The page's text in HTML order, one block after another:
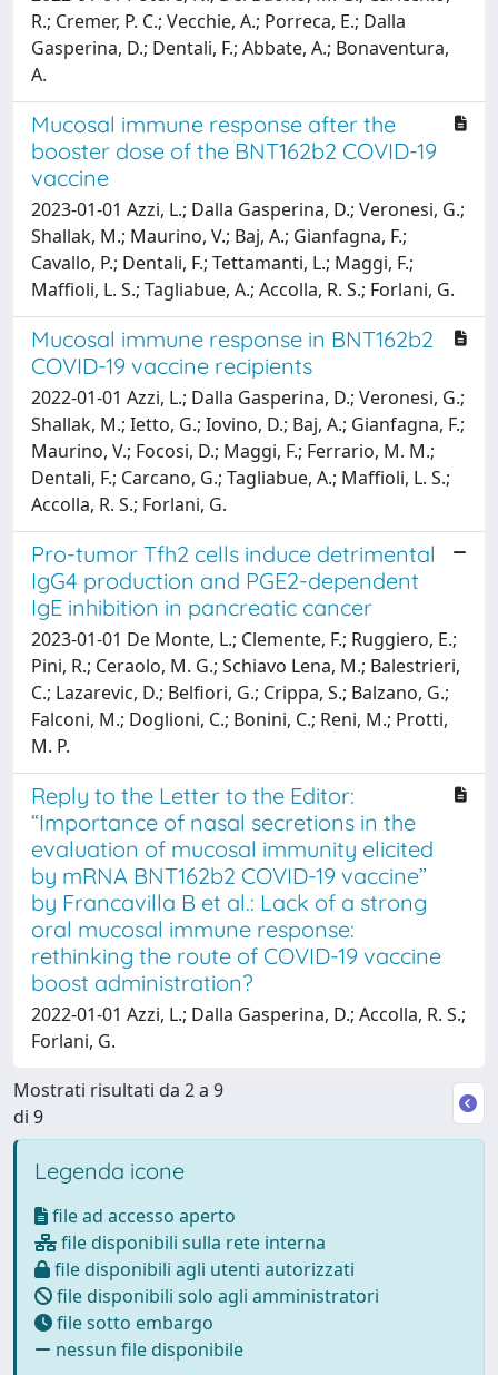
R.; Cremer, P. C.; Vecchie, A.; Porreca, E.; Dalla
Gasperina, D.; Dentali, F.; Abbate, A.; Bonaventura,
A.
Mucosal immune response after the
booster dose of the BNT162b2 COVID-19
vaccine
2023-01-01 Azzi, L.; Dalla Gasperina, D.; Veronesi, G.;
Shallak, M.; Maurino, V.; Baj, A.; Gianfagna, F.;
Cavallo, P.; Dentali, F.; Tettamanti, L.; Maggi, F.;
Maffioli, L. S.; Tagliabue, A.; Accolla, R. S.; Forlani, G.
Mucosal immune response in BNT162b2
COVID-19 vaccine recipients
2022-01-01 Azzi, L.; Dalla Gasperina, D.; Veronesi, G.;
Shallak, M.; Ietto, G.; Iovino, D.; Baj, A.; Gianfagna, F.;
Maurino, V.; Focosi, D.; Maggi, F.; Ferrario, M. M.;
Dentali, F.; Carcano, G.; Tagliabue, A.; Maffioli, L. S.;
Accolla, R. S.; Forlani, G.
Pro-tumor Tfh2 cells induce detrimental
IgG4 production and PGE2-dependent
IgE inhibition in pancreatic cancer
2023-01-01 De Monte, L.; Clemente, F.; Ruggiero, E.;
Pini, R.; Ceraolo, M. G.; Schiavo Lena, M.; Balestrieri,
C.; Lazarevic, D.; Belfiori, G.; Crippa, S.; Balzano, G.;
Falconi, M.; Doglioni, C.; Bonini, C.; Reni, M.; Protti,
M. P.
Reply to the Letter to the Editor:
“Importance of nasal secretions in the
evaluation of mucosal immunity elicited
by mRNA BNT162b2 COVID-19 vaccine”
by Francavilla B et al.: Lack of a strong
oral mucosal immune response:
rethinking the route of COVID-19 vaccine
boost administration?
2022-01-01 Azzi, L.; Dalla Gasperina, D.; Accolla, R. S.;
Forlani, G.
Mostrati risultati da 2 a 9
di 9
Legenda icone
file ad accesso aperto
file disponibili sulla rete interna
file disponibili agli utenti autorizzati
file disponibili solo agli amministratori
file sotto embargo
nessun file disponibile